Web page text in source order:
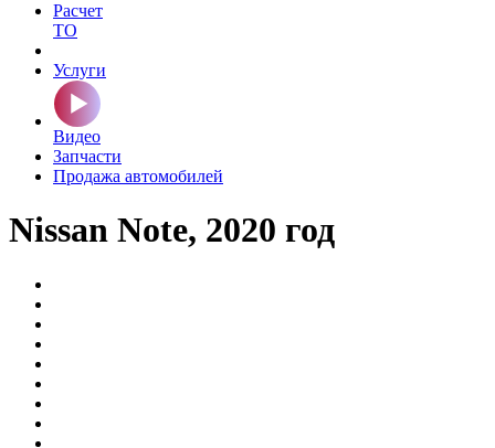
Расчет
ТО
Услуги
Видео
Запчасти
Продажа автомобилей
Nissan Note, 2020 год